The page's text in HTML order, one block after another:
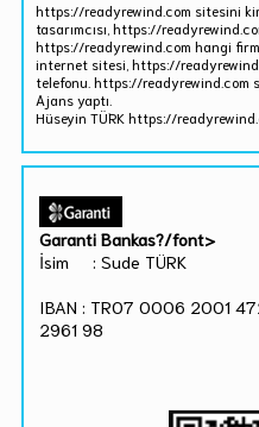
https://readyrewind.com sitesini
tasarımcısı, https://
https://readyrewind.com hangi
internet sitesi, https://
telefonu. https://readyrewind.com
Ajans yaptı.
Hüseyin TÜRK https://
Garanti Bankas?/font>
İsim : Sude TÜRK
IBAN : TR07 0006 2001
2961 98